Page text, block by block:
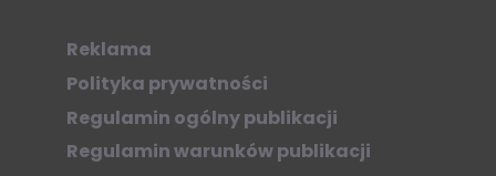
Reklama
Polityka prywatności
Regulamin ogólny publikacji
Regulamin warunków publikacji